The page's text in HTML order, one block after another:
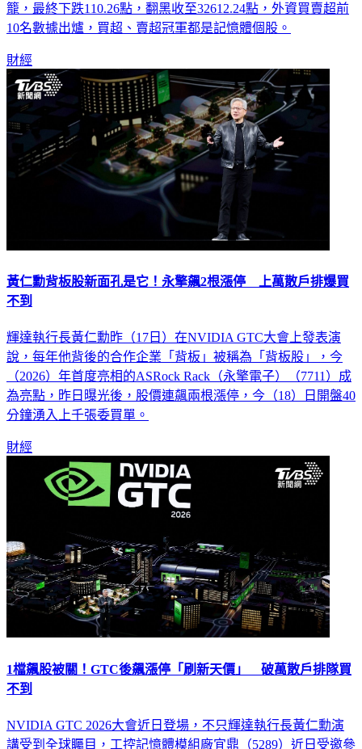
籠，最終下跌110.26點，翻黑收至32612.24點，外資買賣超前
10名數據出爐，買超、賣超冠軍都是記憶體個股。
財經
黃仁勳背板股新面孔是它！永擎飆2根漲停 上萬散戶排爆買
不到
輝達執行長黃仁勳昨（17日）在NVIDIA GTC大會上發表演
說，每年他背後的合作企業「背板」被稱為「背板股」，今
（2026）年首度亮相的ASRock Rack（永擎電子）（7711）成
為亮點，昨日曝光後，股價連飆兩根漲停，今（18）日開盤40
分鐘湧入上千張委買單。
財經
1檔飆股被關！GTC後飆漲停「刷新天價」 破萬散戶排隊買
不到
NVIDIA GTC 2026大會近日登場，不只輝達執行長黃仁勳演
講受到全球矚目，工控記憶體模組廠宜鼎（5289）近日受邀參